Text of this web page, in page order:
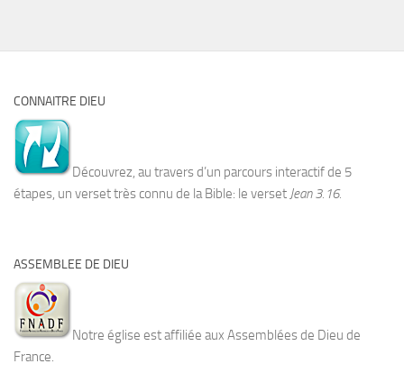
CONNAITRE DIEU
Découvrez, au travers d’un parcours interactif de 5
étapes, un verset très connu de la Bible: le verset Jean 3.16.
ASSEMBLEE DE DIEU
Notre église est affiliée aux Assemblées de Dieu de
France.